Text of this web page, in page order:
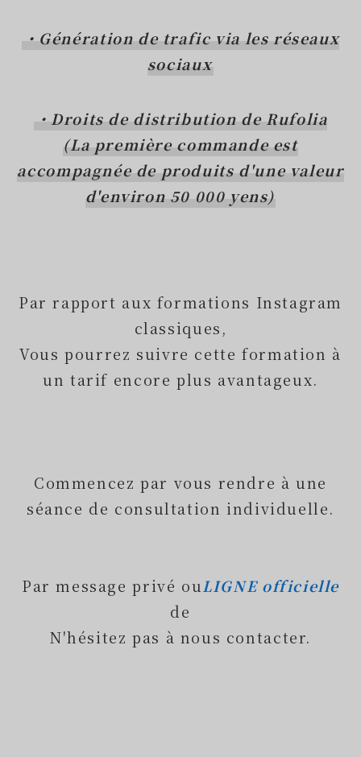
・Génération de trafic via les réseaux
sociaux
・Droits de distribution de Rufolia
(La première commande est
accompagnée de produits d'une valeur
d'environ 50 000 yens)
Par rapport aux formations Instagram
classiques,
Vous pourrez suivre cette formation à
un tarif encore plus avantageux.
Commencez par vous rendre à une
séance de consultation individuelle.
Par message privé ou LIGNE officielle
de
N'hésitez pas à nous contacter.